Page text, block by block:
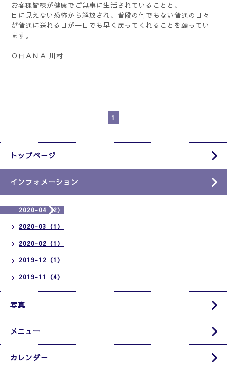
お客様皆様が健康でご無事に生活されていることと、
目に見えない恐怖から解放され、普段の何でもない普通の日々
が普通に送れる日が一日でも早く戻ってくれることを願ってい
ます。
ＯＨＡＮＡ 川村
1
トップページ
インフォメーション
2020-04（2）
2020-03（1）
2020-02（1）
2019-12（1）
2019-11（4）
写真
メニュー
カレンダー